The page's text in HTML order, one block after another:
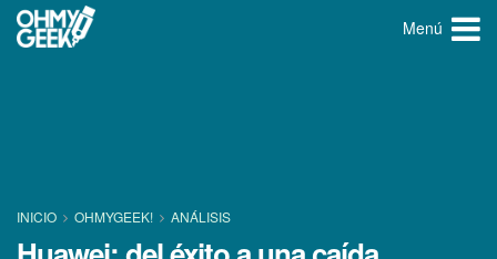
Menú
INICIO OHMYGEEK! ANÁLISIS